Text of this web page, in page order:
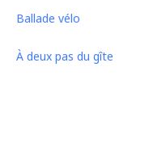
Ballade vélo
À deux pas du gîte